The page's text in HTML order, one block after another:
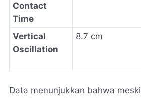
Contact
Time
Vertical
Oscillation
8.7 cm
Data menunjukkan bahwa meski